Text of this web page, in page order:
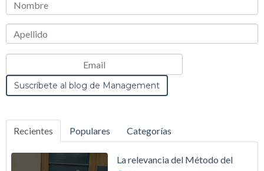
Recientes Populares Categorías
La relevancia del Método del